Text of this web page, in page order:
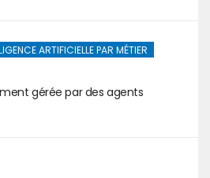
ARTIFICIELLE PAR MÉTIER
gérée par des agents